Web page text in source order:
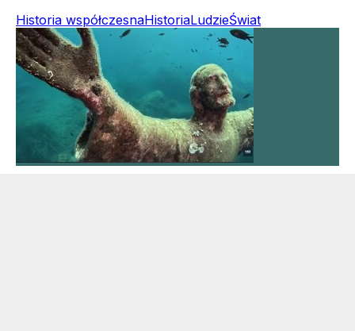
Historia współczesnaHistoriaLudzieŚwiat